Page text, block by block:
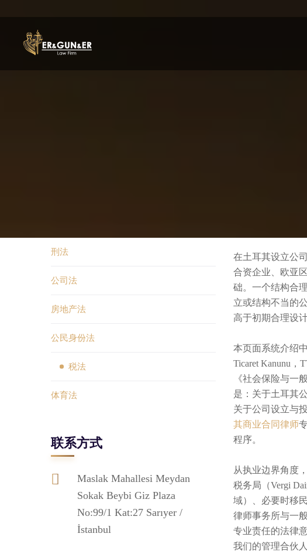
在土耳其设立公
合资企业、欧亚
础。一个结构合
立或结构不当的
高于初期合理设
本页面系统介绍
Ticaret Kanunu
《社会保险与一
是：关于土耳其
关于公司设立与
其商业合同律师
程序。
从执业边界角度
税务局（Vergi
域）、必要时移
律师事务所与一
专业责任的法律
我们的管理合伙
刑法
公司法
房地产法
公民身份法
税法
体育法
联系方式
Maslak Mahallesi Meydan
Sokak Beybi Giz Plaza
No:99/1 Kat:27 Sarıyer /
İstanbul